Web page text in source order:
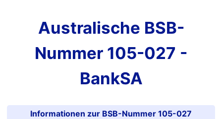
Australische BSB-
Nummer 105-027 -
BankSA
Informationen zur BSB-Nummer 105-027